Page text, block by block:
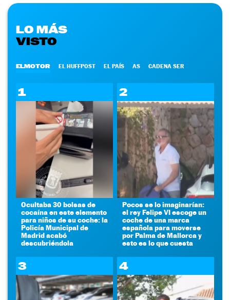
LO MÁS
VISTO
ELMOTOR EL HUFFPOST EL PAÍS AS CADENA SER
1
Ocultaba 30 bolsas de
cocaína en este elemento
para niños de su coche: la
Policía Municipal de
Madrid acabó
descubriéndola
2
Pocos se lo imaginarían:
el rey Felipe VI escoge un
coche de una marca
española para moverse
por Palma de Mallorca y
esto es lo que cuesta
3 4